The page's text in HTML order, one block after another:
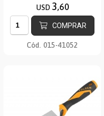
USD 3,60
COMPRAR
Cód. 015-41052